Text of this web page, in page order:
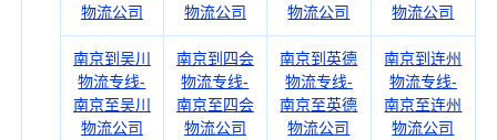
物流公司
物流公司
物流公司
物流公司
南京到吴川
物流专线-
南京至吴川
物流公司
南京到四会
物流专线-
南京至四会
物流公司
南京到英德
物流专线-
南京至英德
物流公司
南京到连州
物流专线-
南京至连州
物流公司